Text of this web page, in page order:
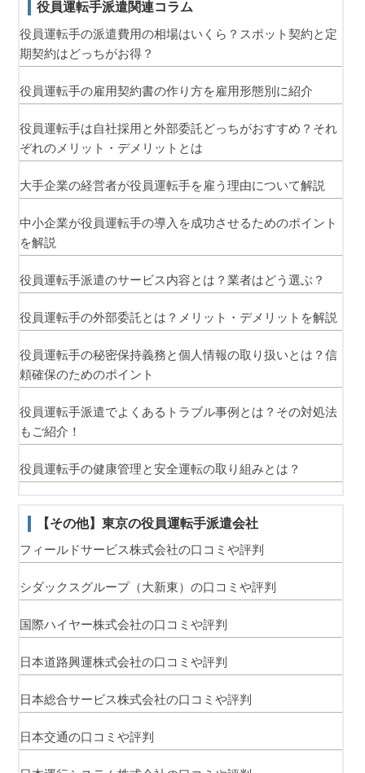
役員運転手派遣関連コラム
役員運転手の派遣費用の相場はいくら？スポット契約と定
期契約はどっちがお得？
役員運転手の雇用契約書の作り方を雇用形態別に紹介
役員運転手は自社採用と外部委託どっちがおすすめ？それ
ぞれのメリット・デメリットとは
大手企業の経営者が役員運転手を雇う理由について解説
中小企業が役員運転手の導入を成功させるためのポイント
を解説
役員運転手派遣のサービス内容とは？業者はどう選ぶ？
役員運転手の外部委託とは？メリット・デメリットを解説
役員運転手の秘密保持義務と個人情報の取り扱いとは？信
頼確保のためのポイント
役員運転手派遣でよくあるトラブル事例とは？その対処法
もご紹介！
役員運転手の健康管理と安全運転の取り組みとは？
【その他】東京の役員運転手派遣会社
フィールドサービス株式会社の口コミや評判
シダックスグループ（大新東）の口コミや評判
国際ハイヤー株式会社の口コミや評判
日本道路興運株式会社の口コミや評判
日本総合サービス株式会社の口コミや評判
日本交通の口コミや評判